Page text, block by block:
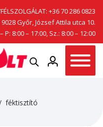
+36 70 286 0823
Győr, József Attila utca 10.
8:00 – 17:00, Sz.: 8:00 – 12:00